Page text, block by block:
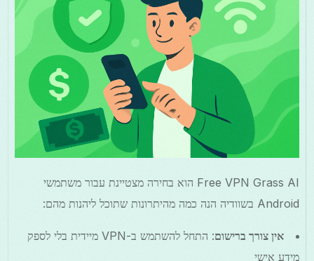
Free VPN Grass AI הוא בחירה מצטיינת עבור משתמשי
Android בשוודיה הנה כמה מהיתרונות שתוכל ליהנות מהם:
אין צורך ברישום
: התחל להשתמש ב-VPN מיידית בלי לספק
מידע אישי